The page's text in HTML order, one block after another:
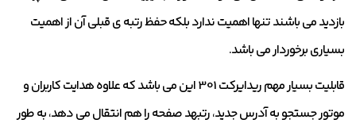
بازدید می باشند تنها اهمیت ندارد بلکه حفظ رتبه ی قبلی آن از اهمیت
بسیاری برخوردار می باشد.
قابلیت بسیار مهم ریدایرکت 301 این می باشد که علاوه هدایت کاربران و
موتور جستجو به آدرس جدید، رتبهد صفحه را هم انتقال می دهد، به طور